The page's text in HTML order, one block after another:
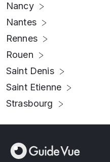
Nancy
Nantes
Rennes
Rouen
Saint Denis
Saint Etienne
Strasbourg